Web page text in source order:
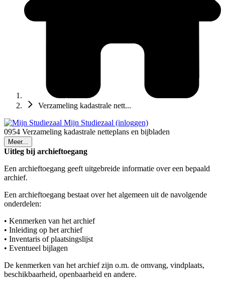
Verzameling kadastrale nett...
Mijn Studiezaal (inloggen)
0954 Verzameling kadastrale netteplans en bijbladen
Meer...
Uitleg bij archieftoegang
Een archieftoegang geeft uitgebreide informatie over een bepaald
archief.
Een archieftoegang bestaat over het algemeen uit de navolgende
onderdelen:
• Kenmerken van het archief
• Inleiding op het archief
• Inventaris of plaatsingslijst
• Eventueel bijlagen
De kenmerken van het archief zijn o.m. de omvang, vindplaats,
beschikbaarheid, openbaarheid en andere.